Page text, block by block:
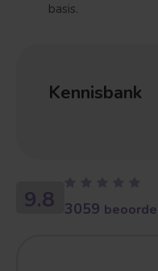
basis.
Kennisbank
9.8 3059